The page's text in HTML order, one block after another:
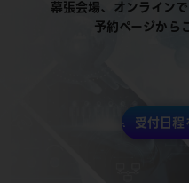
幕張会場、オンライン
予約ページから
受付日程